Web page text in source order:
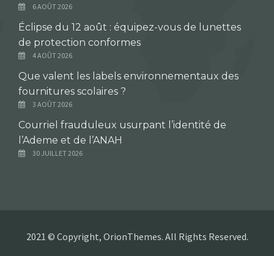
6 AOÛT 2026
Éclipse du 12 août : équipez-vous de lunettes
de protection conformes
4 AOÛT 2026
Que valent les labels environnementaux des
fournitures scolaires ?
3 AOÛT 2026
Courriel frauduleux usurpant l’identité de
l’Ademe et de l’ANAH
30 JUILLET 2026
2021 © Copyright, OrionThemes. All Rights Reserved.